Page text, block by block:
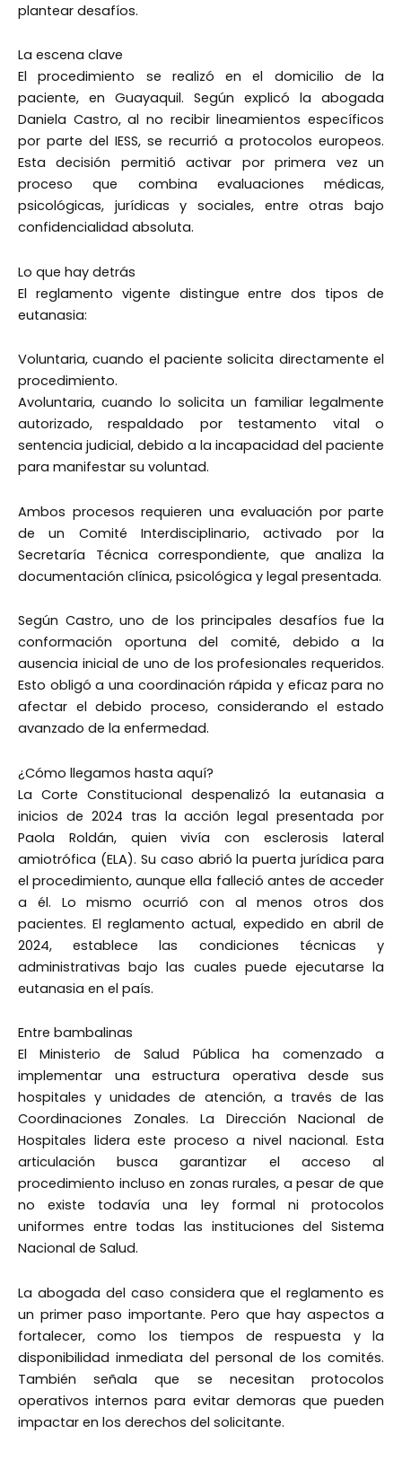
plantear desafíos.
La escena clave
El procedimiento se realizó en el domicilio de la
paciente, en Guayaquil. Según explicó la abogada
Daniela Castro, al no recibir lineamientos específicos
por parte del IESS, se recurrió a protocolos europeos.
Esta decisión permitió activar por primera vez un
proceso que combina evaluaciones médicas,
psicológicas, jurídicas y sociales, entre otras bajo
confidencialidad absoluta.
Lo que hay detrás
El reglamento vigente distingue entre dos tipos de
eutanasia:
Voluntaria, cuando el paciente solicita directamente el
procedimiento.
Avoluntaria, cuando lo solicita un familiar legalmente
autorizado, respaldado por testamento vital o
sentencia judicial, debido a la incapacidad del paciente
para manifestar su voluntad.
Ambos procesos requieren una evaluación por parte
de un Comité Interdisciplinario, activado por la
Secretaría Técnica correspondiente, que analiza la
documentación clínica, psicológica y legal presentada.
Según Castro, uno de los principales desafíos fue la
conformación oportuna del comité, debido a la
ausencia inicial de uno de los profesionales requeridos.
Esto obligó a una coordinación rápida y eficaz para no
afectar el debido proceso, considerando el estado
avanzado de la enfermedad.
¿Cómo llegamos hasta aquí?
La Corte Constitucional despenalizó la eutanasia a
inicios de 2024 tras la acción legal presentada por
Paola Roldán, quien vivía con esclerosis lateral
amiotrófica (ELA). Su caso abrió la puerta jurídica para
el procedimiento, aunque ella falleció antes de acceder
a él. Lo mismo ocurrió con al menos otros dos
pacientes. El reglamento actual, expedido en abril de
2024, establece las condiciones técnicas y
administrativas bajo las cuales puede ejecutarse la
eutanasia en el país.
Entre bambalinas
El Ministerio de Salud Pública ha comenzado a
implementar una estructura operativa desde sus
hospitales y unidades de atención, a través de las
Coordinaciones Zonales. La Dirección Nacional de
Hospitales lidera este proceso a nivel nacional. Esta
articulación busca garantizar el acceso al
procedimiento incluso en zonas rurales, a pesar de que
no existe todavía una ley formal ni protocolos
uniformes entre todas las instituciones del Sistema
Nacional de Salud.
La abogada del caso considera que el reglamento es
un primer paso importante. Pero que hay aspectos a
fortalecer, como los tiempos de respuesta y la
disponibilidad inmediata del personal de los comités.
También señala que se necesitan protocolos
operativos internos para evitar demoras que pueden
impactar en los derechos del solicitante.